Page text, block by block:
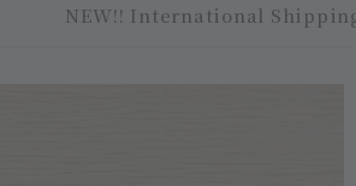
NEW!! International